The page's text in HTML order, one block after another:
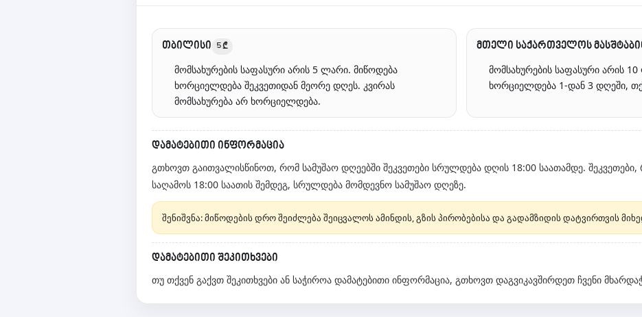
თბილისი 5 ₾
მომსახურების საფასური არის 5 ლარი. მიწოდება
ხორციელდება შეკვეთიდან მეორე დღეს. კვირას
მომსახურება არ ხორციელდება.
მთელი საქართველოს
მომსახურების საფასური არის
ხორციელდება 1-დან 3 დღეში,
დამატებითი ინფორმაცია
გთხოვთ გაითვალისწინოთ, რომ სამუშაო დღეებში შეკვეთები სრულდება დღის 18:00 საათამდე.
საღამოს 18:00 საათის შემდეგ, სრულდება მომდევნო სამუშაო დღეზე.
შენიშვნა: მიწოდების დრო შეიძლება შეიცვალოს ამინდის, გზის პირობებისა და გადამზიდის დატვირთვის
დამატებითი შეკითხვები
თუ თქვენ გაქვთ შეკითხვები ან საჭიროა დამატებითი ინფორმაცია, გთხოვთ დაგვიკავშირდეთ ჩვენი